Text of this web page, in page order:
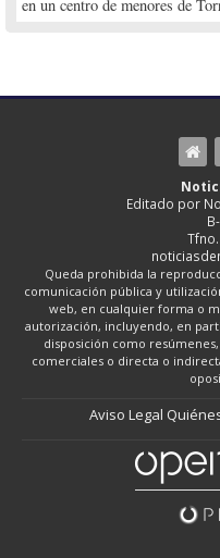
en un centro de menores de
Editado por
Queda prohibida la
comunicación pública y
web, en cualquier forma o
autorización, incluyendo, en
disposición como
comerciales o directa o
Aviso Legal